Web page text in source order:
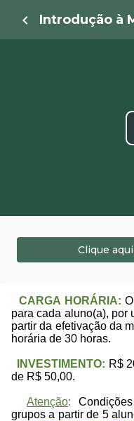
navigate_before
Clique
CARGA HORÁRIA:
para cada aluno(a), por
partir da efetivação da
horária de 30 horas.
INVESTIMENTO: R$
de R$ 50,00.
Atenção:
grupos a partir de 5